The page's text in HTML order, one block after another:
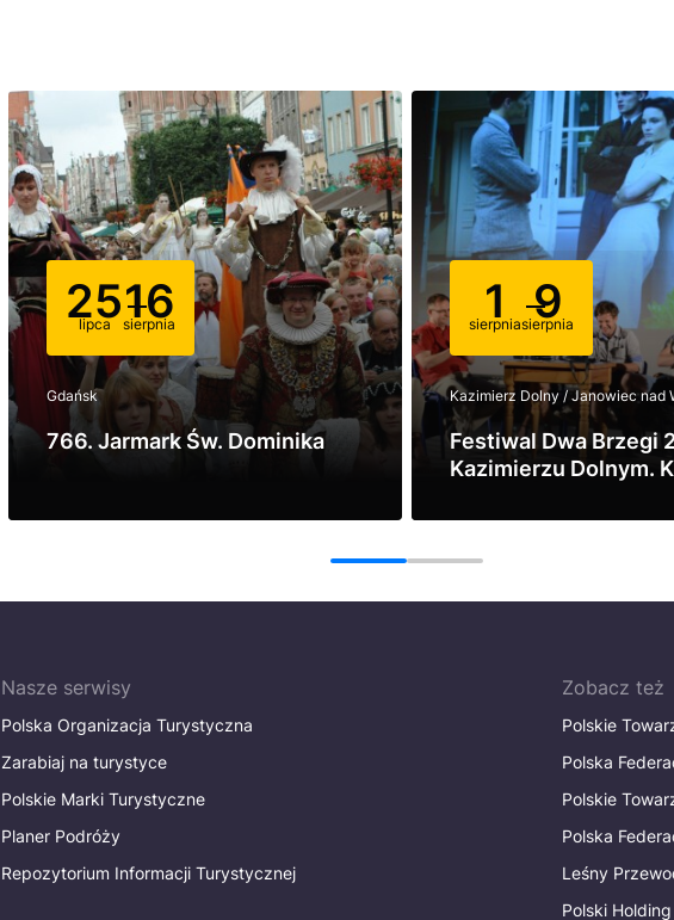
25
lipca 16
sierpnia
Gdańsk
766. Jarmark Św. Dominika
Zobacz
1
sierpnia 9
sierpnia
Kazimierz Dolny / Janowiec nad
Festiwal Dwa Brzegi
Kazimierzu Dolnym.
Zobacz
1 2
Nasze serwisy
Polska Organizacja Turystyczna
Zarabiaj na turystyce
Polskie Marki Turystyczne
Planer Podróży
Repozytorium Informacji Turystycznej
Zobacz też
Polskie
Polska
Polskie
Polska
Leśny
Polski